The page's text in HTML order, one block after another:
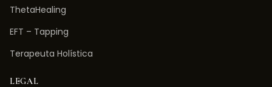
ThetaHealing
EFT – Tapping
Terapeuta Holística
LEGAL